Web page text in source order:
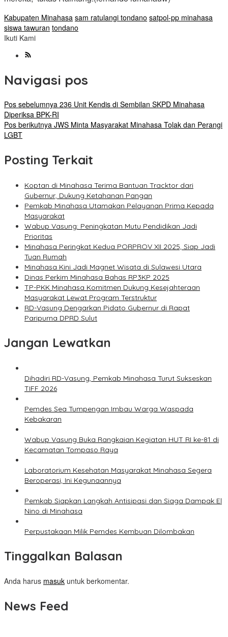
Kabupaten Minahasa sam ratulangi tondano satpol-pp minahasa
siswa tawuran tondano
Ikuti Kami
Navigasi pos
Pos sebelumnya 236 Unit Kendis di Sembilan SKPD Minahasa
Diperiksa BPK-RI
Pos berikutnya JWS Minta Masyarakat Minahasa Tolak dan Perangi
LGBT
Posting Terkait
Koptan di Minahasa Terima Bantuan Tracktor dari
Gubernur, Dukung Ketahanan Pangan
Pemkab Minahasa Utamakan Pelayanan Prima Kepada
Masyarakat
Wabup Vasung: Peningkatan Mutu Pendidikan Jadi
Prioritas
Minahasa Peringkat Kedua PORPROV XII 2025, Siap Jadi
Tuan Rumah
Minahasa Kini Jadi Magnet Wisata di Sulawesi Utara
Dinas Perkim Minahasa Bahas RP3KP 2025
TP-PKK Minahasa Komitmen Dukung Kesejahteraan
Masyarakat Lewat Program Terstruktur
RD-Vasung Dengarkan Pidato Gubernur di Rapat
Paripurna DPRD Sulut
Jangan Lewatkan
Dihadiri RD-Vasung, Pemkab Minahasa Turut Sukseskan
TIFF 2026
Pemdes Sea Tumpengan Imbau Warga Waspada
Kebakaran
Wabup Vasung Buka Rangkaian Kegiatan HUT RI ke-81 di
Kecamatan Tompaso Raya
Laboratorium Kesehatan Masyarakat Minahasa Segera
Beroperasi, Ini Kegunaannya
Pemkab Siapkan Langkah Antisipasi dan Siaga Dampak El
Nino di Minahasa
Perpustakaan Milik Pemdes Kembuan Dilombakan
Tinggalkan Balasan
Anda harus masuk untuk berkomentar.
News Feed